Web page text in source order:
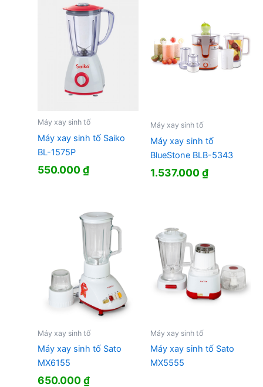
Máy xay sinh tố
Máy xay sinh tố Saiko
BL-1575P
550.000₫
Máy xay sinh tố
Máy xay sinh tố
BlueStone BLB-5343
1.537.000₫
Máy xay sinh tố
Máy xay sinh tố Sato
MX6155
650.000₫
Máy xay sinh tố
Máy xay sinh tố Sato
MX5555